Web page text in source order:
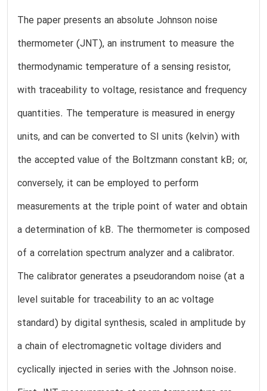
The paper presents an absolute Johnson noise
thermometer (JNT), an instrument to measure the
thermodynamic temperature of a sensing resistor,
with traceability to voltage, resistance and frequency
quantities. The temperature is measured in energy
units, and can be converted to SI units (kelvin) with
the accepted value of the Boltzmann constant kB; or,
conversely, it can be employed to perform
measurements at the triple point of water and obtain
a determination of kB. The thermometer is composed
of a correlation spectrum analyzer and a calibrator.
The calibrator generates a pseudorandom noise (at a
level suitable for traceability to an ac voltage
standard) by digital synthesis, scaled in amplitude by
a chain of electromagnetic voltage dividers and
cyclically injected in series with the Johnson noise.